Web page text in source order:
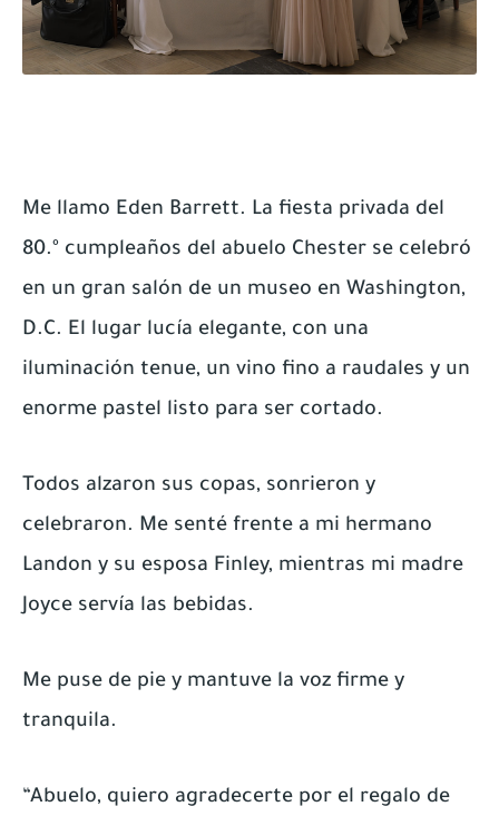
Me llamo Eden Barrett. La fiesta privada del
80.º cumpleaños del abuelo Chester se celebró
en un gran salón de un museo en Washington,
D.C. El lugar lucía elegante, con una
iluminación tenue, un vino fino a raudales y un
enorme pastel listo para ser cortado.
Todos alzaron sus copas, sonrieron y
celebraron. Me senté frente a mi hermano
Landon y su esposa Finley, mientras mi madre
Joyce servía las bebidas.
Me puse de pie y mantuve la voz firme y
tranquila.
“Abuelo, quiero agradecerte por el regalo de